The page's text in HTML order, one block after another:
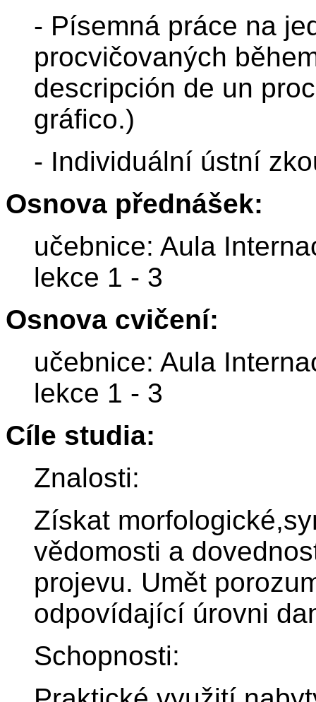
- Písemná práce na
procvičovaných
descripción de un
gráfico.)
- Individuální ústní
Osnova přednášek:
učebnice: Aula
lekce 1 - 3
Osnova cvičení:
učebnice: Aula
lekce 1 - 3
Cíle studia:
Znalosti:
Získat
vědomosti a
projevu. Umět
odpovídající úrovni
Schopnosti: